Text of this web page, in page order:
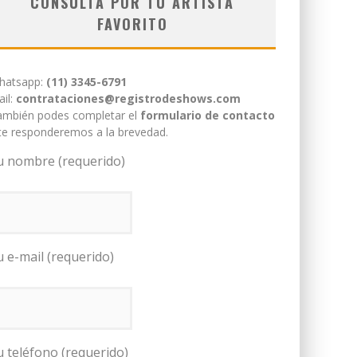
FAVORITO
(11) 3345-6791
contrataciones@registrodeshows.com
podes completar el formulario de contacto
responderemos a la brevedad.
nombre (requerido)
e-mail (requerido)
teléfono (requerido)